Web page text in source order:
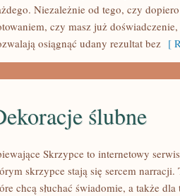
Niezależnie od tego, czy
czy masz już
osiągnąć udany rezultat bez [
ślubne
Skrzypce to internetowy
skrzypce stają się sercem narracji.
chcą słuchać świadomie, a także